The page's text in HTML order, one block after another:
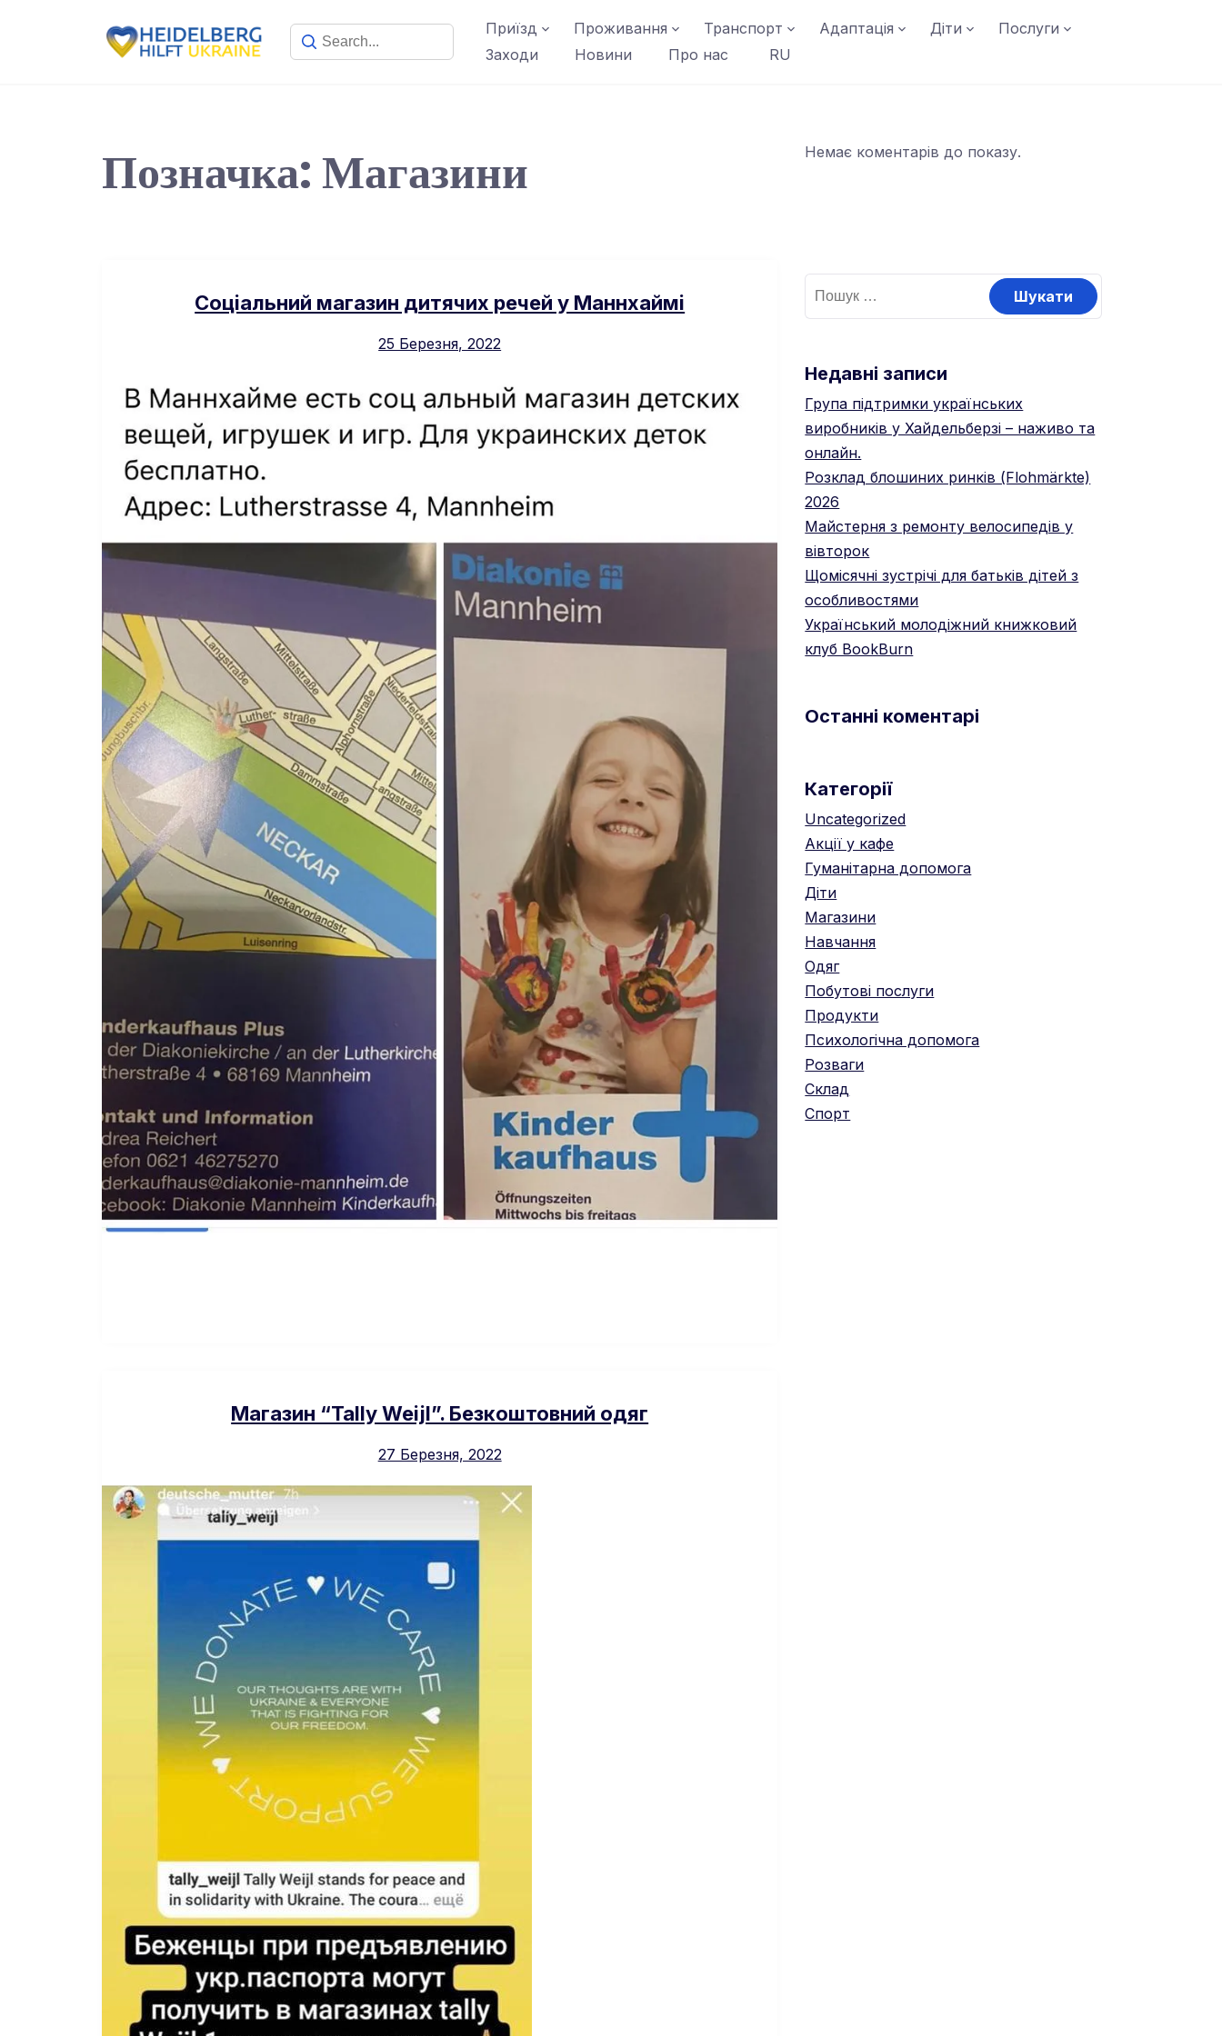
Приїзд Проживання Транспорт Адаптація Діти
Послуги
Заходи
Новини Про нас RU
Позначка:Магазини
Соціальний магазин дитячих речей у Маннхаймі
25 Березня, 2022
Магазин “Tally Weijl”. Безкоштовний одяг
27 Березня, 2022
Немає коментарів до показу.
Недавні записи
Група підтримки українських
виробників у Хайдельберзі – наживо та
онлайн.
Розклад блошиних ринків (Flohmärkte)
2026
Майстерня з ремонту велосипедів у
вівторок
Щомісячні зустрічі для батьків дітей з
особливостями
Український молодіжний книжковий
клуб BookBurn
Останні коментарі
Категорії
Uncategorized
Акції у кафе
Гуманітарна допомога
Діти
Магазини
Навчання
Одяг
Побутові послуги
Продукти
Психологічна допомога
Розваги
Склад
Спорт